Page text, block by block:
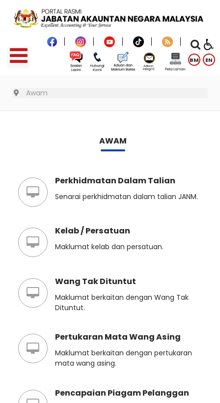
BM EN
Awam
AWAM
Perkhidmatan Dalam Talian
Senarai perkhidmatan dalam talian JANM.
Kelab / Persatuan
Maklumat kelab dan persatuan.
Wang Tak Dituntut
Maklumat berkaitan dengan Wang Tak
Dituntut.
Pertukaran Mata Wang Asing
Maklumat berkaitan dengan pertukaran
mata wang asing.
Pencapaian Piagam Pelanggan